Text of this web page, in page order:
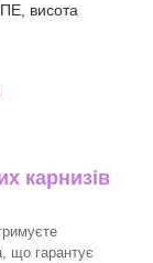
висота
карнизів
що гарантує